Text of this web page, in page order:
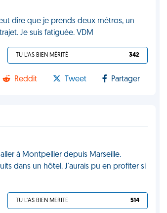
dire que je prends deux métros, un
Je suis fatiguée. VDM
TU L'AS BIEN MÉRITÉ 342
Reddit Tweet Partager
à Montpellier depuis Marseille.
dans un hôtel. J'aurais pu en profiter si
TU L'AS BIEN MÉRITÉ 514